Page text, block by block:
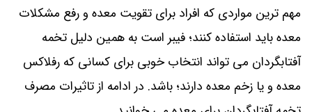
مهم ترین مواردی که افراد برای تقویت معده و رفع مشکلات
معده باید استفاده کنند؛ فیبر است به همین دلیل تخمه
آفتابگردان می تواند انتخاب خوبی برای کسانی که رفلاکس
معده و یا زخم معده دارند؛ باشد. در ادامه از تاثیرات مصرف